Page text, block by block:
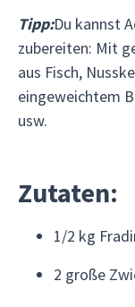
Tipp:Du kannst
zubereiten: Mit
aus Fisch,
eingeweichtem
usw.
Zutaten:
1/2 kg
2 große